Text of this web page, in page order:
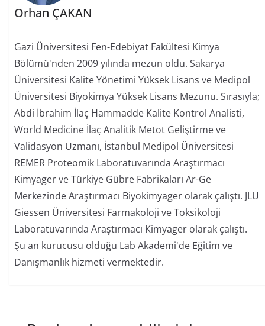
Orhan ÇAKAN
Gazi Üniversitesi Fen-Edebiyat Fakültesi Kimya
Bölümü'nden 2009 yılında mezun oldu. Sakarya
Üniversitesi Kalite Yönetimi Yüksek Lisans ve Medipol
Üniversitesi Biyokimya Yüksek Lisans Mezunu. Sırasıyla;
Abdi İbrahim İlaç Hammadde Kalite Kontrol Analisti,
World Medicine İlaç Analitik Metot Geliştirme ve
Validasyon Uzmanı, İstanbul Medipol Üniversitesi
REMER Proteomik Laboratuvarında Araştırmacı
Kimyager ve Türkiye Gübre Fabrikaları Ar-Ge
Merkezinde Araştırmacı Biyokimyager olarak çalıştı. JLU
Giessen Üniversitesi Farmakoloji ve Toksikoloji
Laboratuvarında Araştırmacı Kimyager olarak çalıştı.
Şu an kurucusu olduğu Lab Akademi'de Eğitim ve
Danışmanlık hizmeti vermektedir.